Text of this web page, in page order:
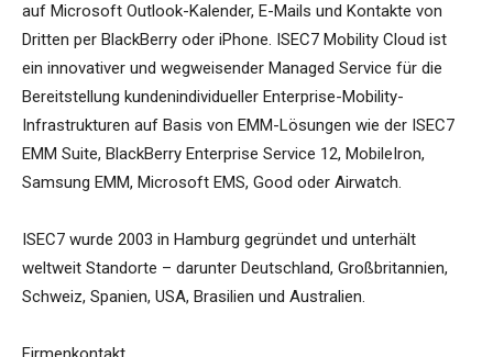
auf Microsoft Outlook-Kalender, E-Mails und Kontakte von
Dritten per BlackBerry oder iPhone. ISEC7 Mobility Cloud ist
ein innovativer und wegweisender Managed Service für die
Bereitstellung kundenindividueller Enterprise-Mobility-
Infrastrukturen auf Basis von EMM-Lösungen wie der ISEC7
EMM Suite, BlackBerry Enterprise Service 12, MobileIron,
Samsung EMM, Microsoft EMS, Good oder Airwatch.
ISEC7 wurde 2003 in Hamburg gegründet und unterhält
weltweit Standorte – darunter Deutschland, Großbritannien,
Schweiz, Spanien, USA, Brasilien und Australien.